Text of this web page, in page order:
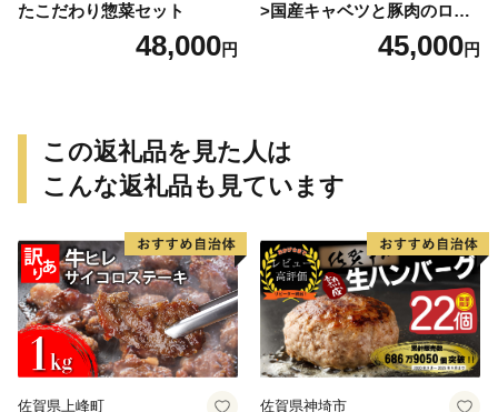
たこだわり惣菜セット
48,000円
>国産キャベツと豚肉のロー
ルキャベツ（6P入り）
45,000円
この返礼品を見た人は
こんな返礼品も見ています
佐賀県上峰町 佐賀県神埼市